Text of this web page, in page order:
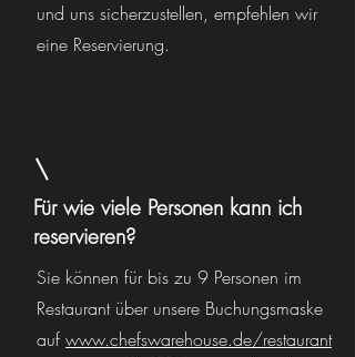
und uns sicherzustellen, empfehlen wir
eine Reservierung.
Für wie viele Personen kann ich
reservieren?
Sie können für bis zu 9 Personen im
Restaurant über unsere Buchungsmaske
auf www.chefswarehouse.de/restaurant